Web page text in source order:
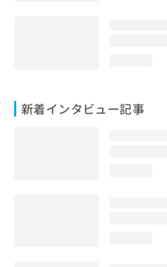
新着インタビュー記事